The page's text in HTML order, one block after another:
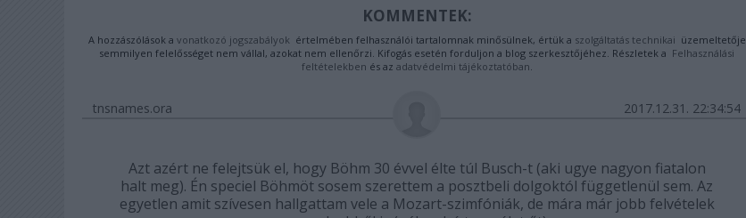
KOMMENTEK:
A hozzászólások a vonatkozó jogszabályok értelmében felhasználói tartalomnak minősülnek, értük a szolgáltatás technikai üzemeltetője
semmilyen felelősséget nem vállal, azokat nem ellenőrzi. Kifogás esetén forduljon a blog szerkesztőjéhez. Részletek a Felhasználási
feltételekben és az adatvédelmi tájékoztatóban
tnsnames.ora 2017.12.31. 22:34:54
Azt azért ne felejtsük el, hogy Böhm 30 évvel élte túl Busch-t (aki ugye nagyon fiatalon
halt meg). Én speciel Böhmöt sosem szerettem a posztbeli dolgoktól függetlenül sem. Az
egyetlen amit szívesen hallgattam vele a Mozart-szimfóniák, de mára már jobb felvételek